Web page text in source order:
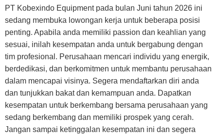
PT Kobexindo Equipment pada bulan Juni tahun 2026 ini
sedang membuka lowongan kerja untuk beberapa posisi
penting. Apabila anda memiliki passion dan keahlian yang
sesuai, inilah kesempatan anda untuk bergabung dengan
tim profesional. Perusahaan mencari individu yang energik,
berdedikasi, dan berkomitmen untuk membantu perusahaan
dalam mencapai visinya. Segera mendaftarkan diri anda
dan tunjukkan bakat dan kemampuan anda. Dapatkan
kesempatan untuk berkembang bersama perusahaan yang
sedang berkembang dan memiliki prospek yang cerah.
Jangan sampai ketinggalan kesempatan ini dan segera